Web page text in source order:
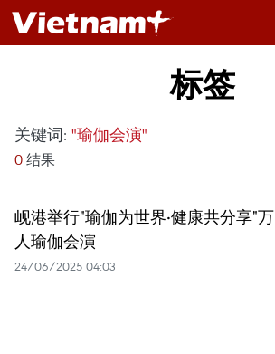
标签
关键词: "瑜伽会演"
0 结果
岘港举行"瑜伽为世界·健康共分享"万
人瑜伽会演
24/06/2025 04:03